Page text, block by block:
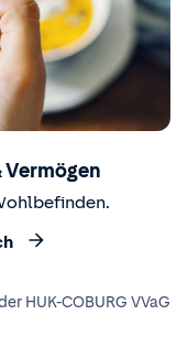
Vermögen
HUK-COBURG VVaG